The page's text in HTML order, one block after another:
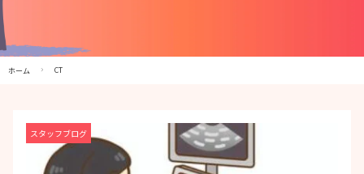
ホーム CT
スタッフブログ